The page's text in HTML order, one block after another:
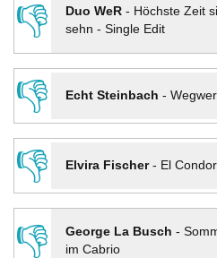
👎
Duo WeR- Höchste Zeit
sehn - Single Edit
👎
Echt Steinbach -
👎
Elvira Fischer- El
👎
George La Busch -
im Cabrio